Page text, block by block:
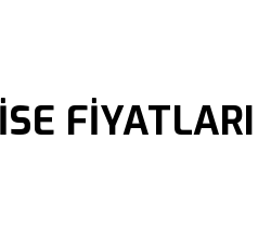
FİYATLARI